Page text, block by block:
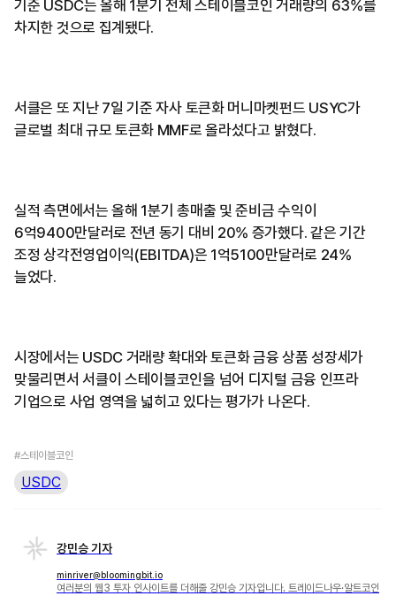
기준 USDC는 올해 1분기 전체 스테이블코인 거래량의 63%를
차지한 것으로 집계됐다.
서클은 또 지난 7일 기준 자사 토큰화 머니마켓펀드 USYC가
글로벌 최대 규모 토큰화 MMF로 올라섰다고 밝혔다.
실적 측면에서는 올해 1분기 총매출 및 준비금 수익이
6억9400만달러로 전년 동기 대비 20% 증가했다. 같은 기간
조정 상각전영업이익(EBITDA)은 1억5100만달러로 24%
늘었다.
시장에서는 USDC 거래량 확대와 토큰화 금융 상품 성장세가
맞물리면서 서클이 스테이블코인을 넘어 디지털 금융 인프라
기업으로 사업 영역을 넓히고 있다는 평가가 나온다.
#스테이블코인
USDC
강민승 기자
minriver@bloomingbit.io
여러분의 웹3 투자 인사이트를 더해줄 강민승 기자입니다. 트레이드나우·알트코인